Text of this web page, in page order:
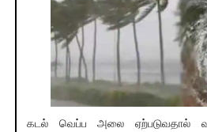
கடல் வெப்ப அலை ஏற்படுவதால்